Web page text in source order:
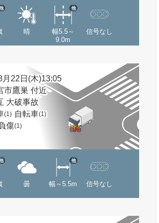
晴
幅5.5～
9.0m
他
信号なし
月22日(木)13:05
市鷹巣 付近
大破事故
(1) 自転車(1)
傷(1)
曇 幅～5.5m
他
信号なし